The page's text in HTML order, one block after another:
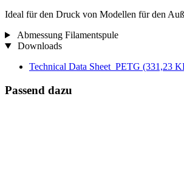
Ideal für den Druck von Modellen für den
Abmessung Filamentspule
Downloads
Technical Data Sheet_PETG (331,23
Passend dazu